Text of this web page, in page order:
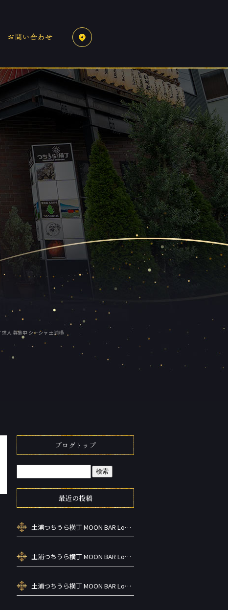
人 募集中 シーシャ 土浦横
ブログトップ
最近の投稿
土浦つちうら横丁 MOON BAR Lounge ーズメントBAR シーシャカラ オケお酒
土浦つちうら横丁 MOON BAR Lounge ーズメントBAR シーシャカラ オケお酒
土浦つちうら横丁 MOON BAR Lounge ーズメントBAR シーシャカラ オケお酒